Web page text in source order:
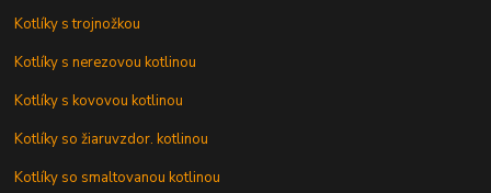
Kotlíky s trojnožkou
Kotlíky s nerezovou kotlinou
Kotlíky s kovovou kotlinou
Kotlíky so žiaruvzdor. kotlinou
Kotlíky so smaltovanou kotlinou